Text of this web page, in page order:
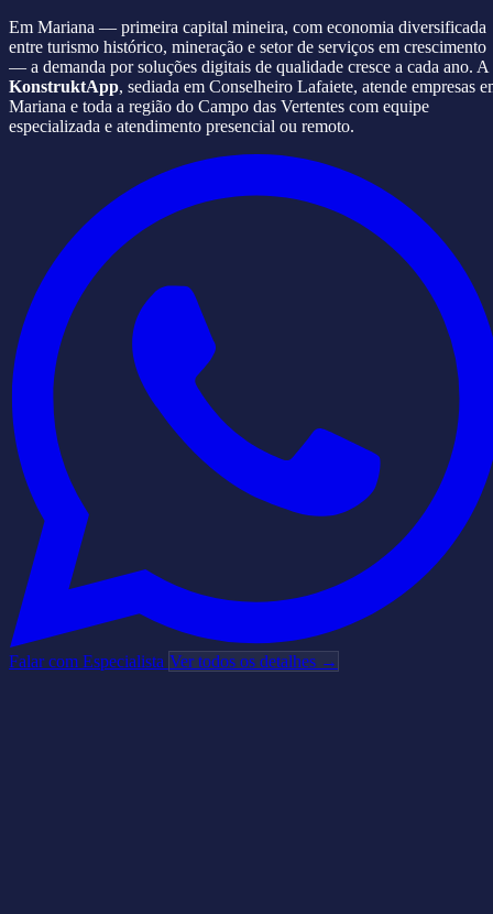
Em Mariana — primeira capital mineira, com economia diversificada
entre turismo histórico, mineração e setor de serviços em crescimento
— a demanda por soluções digitais de qualidade cresce a cada ano. A
KonstruktApp, sediada em Conselheiro Lafaiete, atende empresas
Mariana e toda a região do Campo das Vertentes com equipe
especializada e atendimento presencial ou remoto.
Falar com Especialista Ver todos os detalhes →